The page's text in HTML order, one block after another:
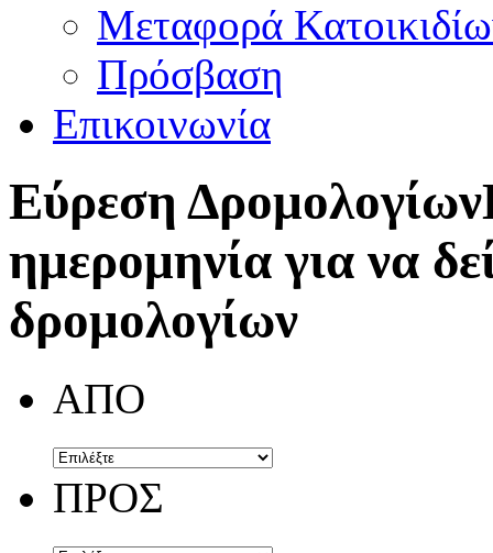
Μεταφορά
Πρόσβαση
Επικοινωνία
Εύρεση Δρομολογίων
ημερομηνία για να
δρομολογίων
ΑΠΟ
ΠΡΟΣ